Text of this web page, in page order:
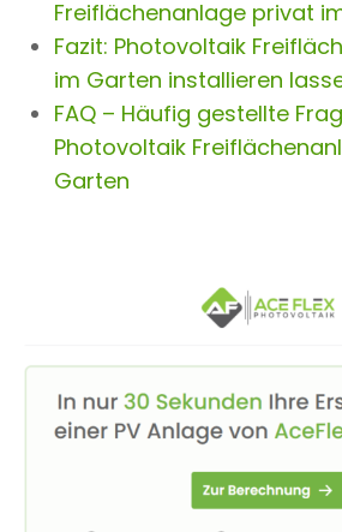
Freiflächenanlage privat
Fazit: Photovoltaik
im Garten installieren
FAQ – Häufig gestellte
Photovoltaik
Garten